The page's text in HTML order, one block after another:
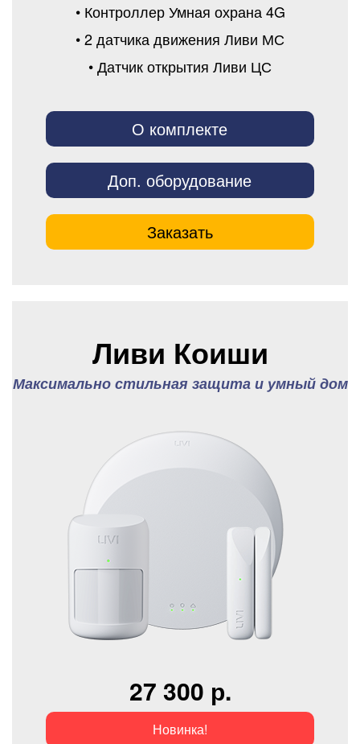
• Контроллер Умная охрана 4G
• 2 датчика движения Ливи МС
• Датчик открытия Ливи ЦС
О комплекте
Доп. оборудование
Заказать
Ливи Коиши
Максимально стильная защита и умный дом
27 300 р.
Новинка!